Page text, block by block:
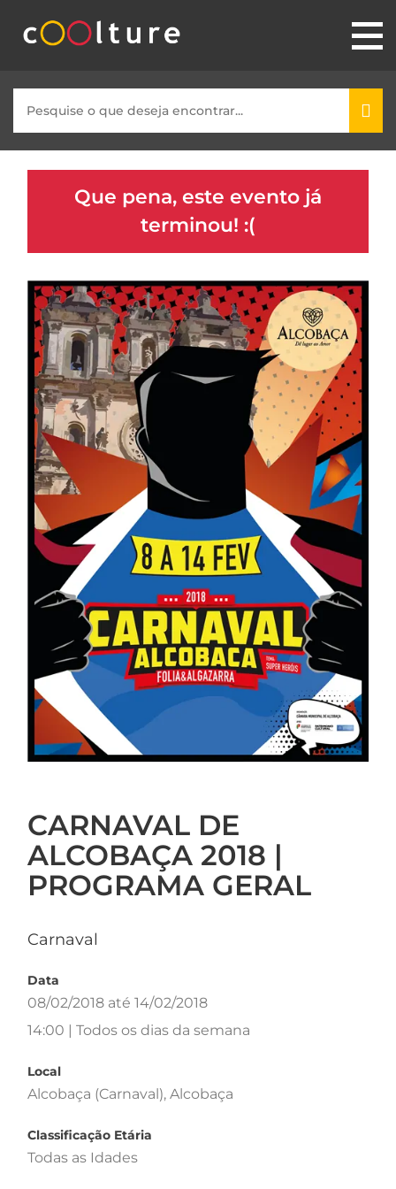
Que pena, este evento já
terminou! :(
CARNAVAL DE
ALCOBAÇA 2018 |
PROGRAMA GERAL
Carnaval
Data
08/02/2018 até 14/02/2018
14:00 | Todos os dias da semana
Local
Alcobaça (Carnaval), Alcobaça
Classificação Etária
Todas as Idades